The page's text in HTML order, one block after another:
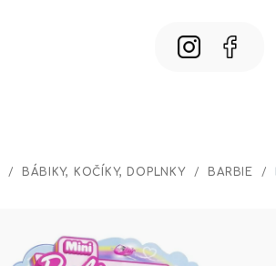
/ BÁBIKY, KOČÍKY, DOPLNKY / BARBIE /